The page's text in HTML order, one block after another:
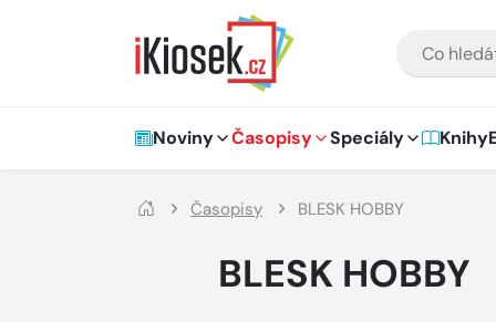
Hlavní navigace
Noviny Časopisy Speciály Knihy
Časopisy BLESK HOBBY
BLESK HOBBY